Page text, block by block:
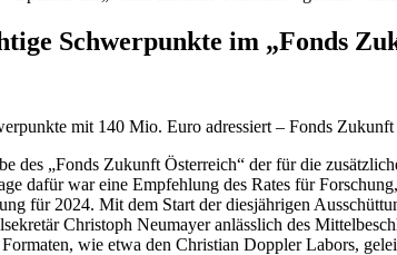
Schwerpunkte im „Fonds
mit 140 Mio. Euro adressiert – Fonds
des „Fonds Zukunft Österreich“ der für die
dafür war eine Empfehlung des Rates für
für 2024. Mit dem Start der diesjährigen
Christoph Neumayer anlässlich des
wie etwa den Christian Doppler Labors,